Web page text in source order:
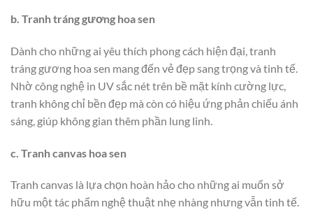
b. Tranh tráng gương hoa sen
Dành cho những ai yêu thích phong cách hiện đại, tranh
tráng gương hoa sen mang đến vẻ đẹp sang trọng và tinh tế.
Nhờ công nghệ in UV sắc nét trên bề mặt kính cường lực,
tranh không chỉ bền đẹp mà còn có hiệu ứng phản chiếu ánh
sáng, giúp không gian thêm phần lung linh.
c. Tranh canvas hoa sen
Tranh canvas là lựa chọn hoàn hảo cho những ai muốn sở
hữu một tác phẩm nghệ thuật nhẹ nhàng nhưng vẫn tinh tế.